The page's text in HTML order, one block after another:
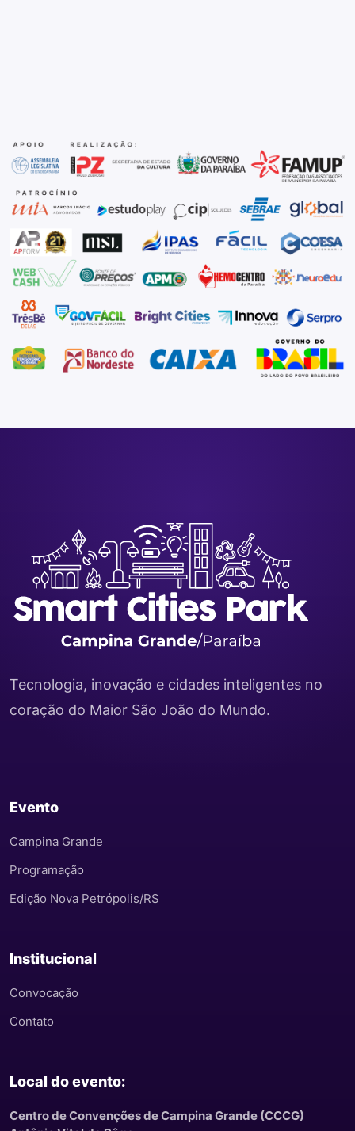
Tecnologia, inovação e cidades inteligentes no
coração do Maior São João do Mundo.
Evento
Campina Grande
Programação
Edição Nova Petrópolis/RS
Institucional
Convocação
Contato
Local do evento:
Centro de Convenções de Campina Grande (CCCG)